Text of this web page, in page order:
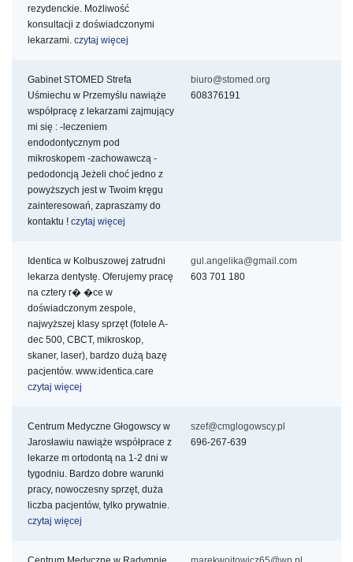
rezydenckie. Możliwość
konsultacji z doświadczonymi
lekarzami. czytaj więcej
Gabinet STOMED Strefa
Uśmiechu w Przemyślu nawiąże
współpracę z lekarzami zajmujący
mi się : -leczeniem
endodontycznym pod
mikroskopem -zachowawczą -
pedodoncją Jeżeli choć jedno z
powyższych jest w Twoim kręgu
zainteresowań, zapraszamy do
kontaktu ! czytaj więcej
biuro@stomed.org
608376191
Identica w Kolbuszowej zatrudni
lekarza dentystę. Oferujemy pracę
na cztery r� �ce w
doświadczonym zespole,
najwyższej klasy sprzęt (fotele A-
dec 500, CBCT, mikroskop,
skaner, laser), bardzo dużą bazę
pacjentów. www.identica.care
czytaj więcej
gul.angelika@gmail.com
603 701 180
Centrum Medyczne Głogowscy w
Jarosławiu nawiąże współprace z
lekarze m ortodontą na 1-2 dni w
tygodniu. Bardzo dobre warunki
pracy, nowoczesny sprzęt, duża
liczba pacjentów, tylko prywatnie.
czytaj więcej
szef@cmglogowscy.pl
696-267-639